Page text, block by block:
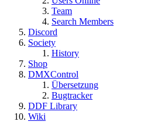
Team
Search Members
Discord
Society
History
Shop
DMXControl
Übersetzung
Bugtracker
DDF Library
Wiki